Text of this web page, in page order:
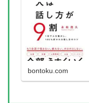
bontoku.com